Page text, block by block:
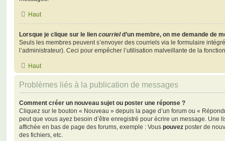
Haut
Lorsque je clique sur le lien courrield’un membre, on me demande de
Seuls les membres peuvent s’envoyer des courriels via le formulaire
l’administrateur). Ceci pour empêcher l’utilisation malveillante de la
Haut
Problèmes liés à la publication de messages
Comment créer un nouveau sujet ou poster une réponse ?
Cliquez sur le bouton « Nouveau » depuis la page d’un forum ou «
peut que vous ayez besoin d’être enregistré pour écrire un message. Une
affichée en bas de page des forums, exemple : Vous pouvez poster de
des fichiers, etc.